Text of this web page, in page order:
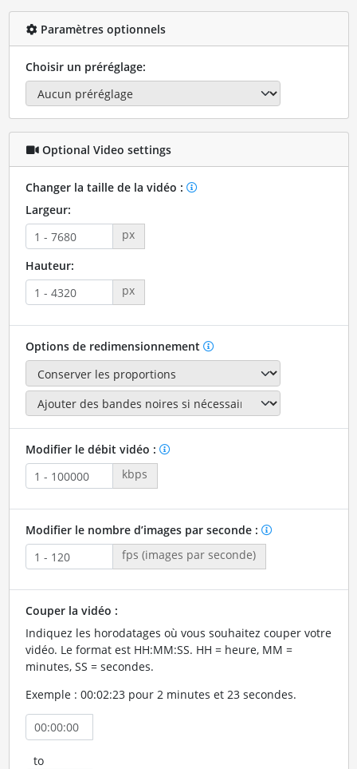
Paramètres optionnels
Choisir un préréglage:
Optional Video settings
Changer la taille de la vidéo :
Largeur:
px
Hauteur:
px
Options de redimensionnement
Modifier le débit vidéo :
kbps
Modifier le nombre d’images par seconde :
fps (images par seconde)
Couper la vidéo :
Indiquez les horodatages où vous souhaitez couper votre
vidéo. Le format est HH:MM:SS. HH = heure, MM =
minutes, SS = secondes.
Exemple : 00:02:23 pour 2 minutes et 23 secondes.
to